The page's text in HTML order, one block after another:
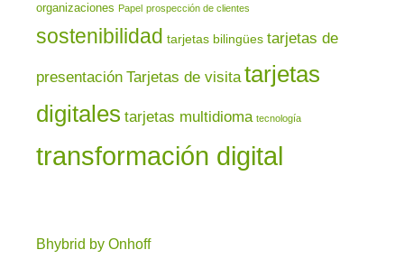
organizaciones Papel prospección de clientes
sostenibilidad tarjetas bilingües tarjetas de
presentación Tarjetas de visita tarjetas
digitales tarjetas multidioma tecnología
transformación digital
Bhybrid by Onhoff